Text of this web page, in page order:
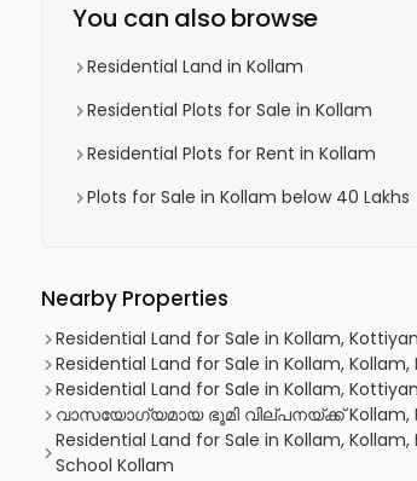
You can also browse
Residential Land in Kollam
Residential Plots for Sale in Kollam
Residential Plots for Rent in Kollam
Plots for Sale in Kollam below 40 Lakhs
Nearby Properties
Residential Land for Sale in Kollam,
Residential Land for Sale in Kollam,
Residential Land for Sale in Kollam,
വാസയോഗ്യമായ ഭൂമി വില്പനയ്ക്ക് Kollam,
Residential Land for Sale in Kollam,
School Kollam